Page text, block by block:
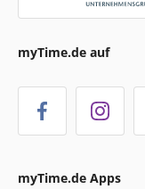
myTime.de auf
myTime.de Apps